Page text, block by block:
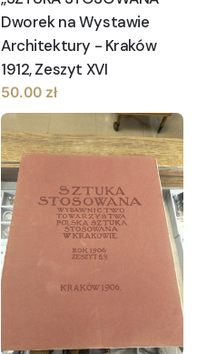
Dworek na Wystawie
Architektury - Kraków
1912, Zeszyt XVI
50.00 zł